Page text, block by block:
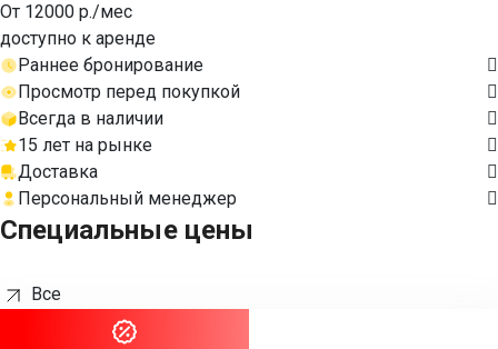
От 12000 р./мес
доступно к аренде
Раннее бронирование
Просмотр перед покупкой
Всегда в наличии
15 лет на рынке
Доставка
Персональный менеджер
Специальные цены
Все